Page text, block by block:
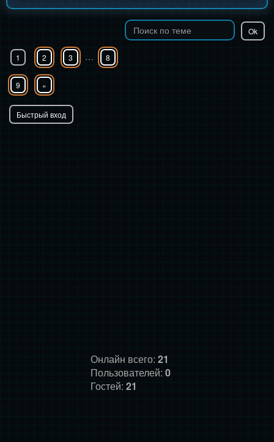
1 2 3 … 8
9 »
Онлайн всего: 21
Пользователей: 0
Гостей: 21